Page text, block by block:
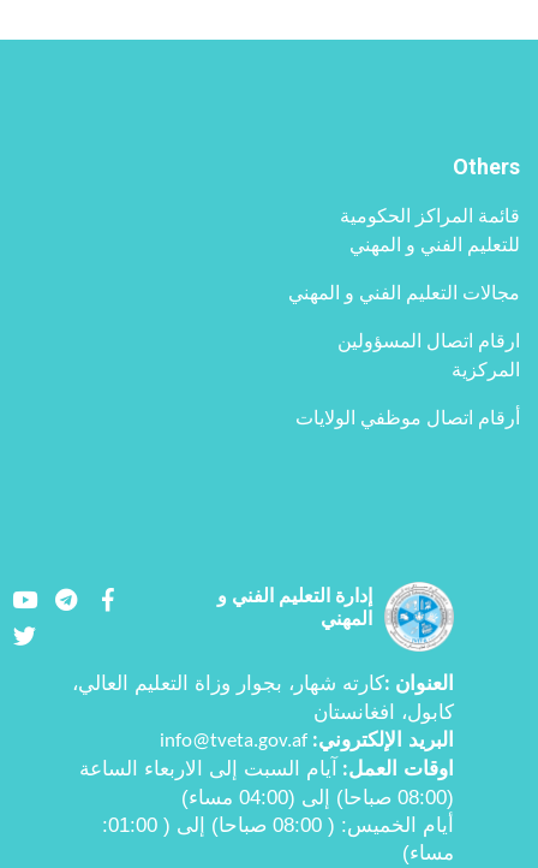
التعليم
Others
قائمة المراكز الحكومية
للتعليم الفني و المهني
مجالات التعليم الفني و المهني
ارقام اتصال المسؤولين
المركزية
أرقام اتصال موظفي الولايات
إدارة التعليم الفني و
المهني
YoutubeLinkedInFacebook
العنوان :كارته شهار، بجوار وزاة التعليم العالي،
کابول، افغانستان
البرید الإلكتروني:
info@tveta.gov.af
اوقات العمل:
آيام السبت إلى الاربعاء الساعة
(08:00 صباحا) إلى (04:00 مساء)
أیام الخمیس: ( 08:00 صباحا) إلی ( 01:00
:
مساء)